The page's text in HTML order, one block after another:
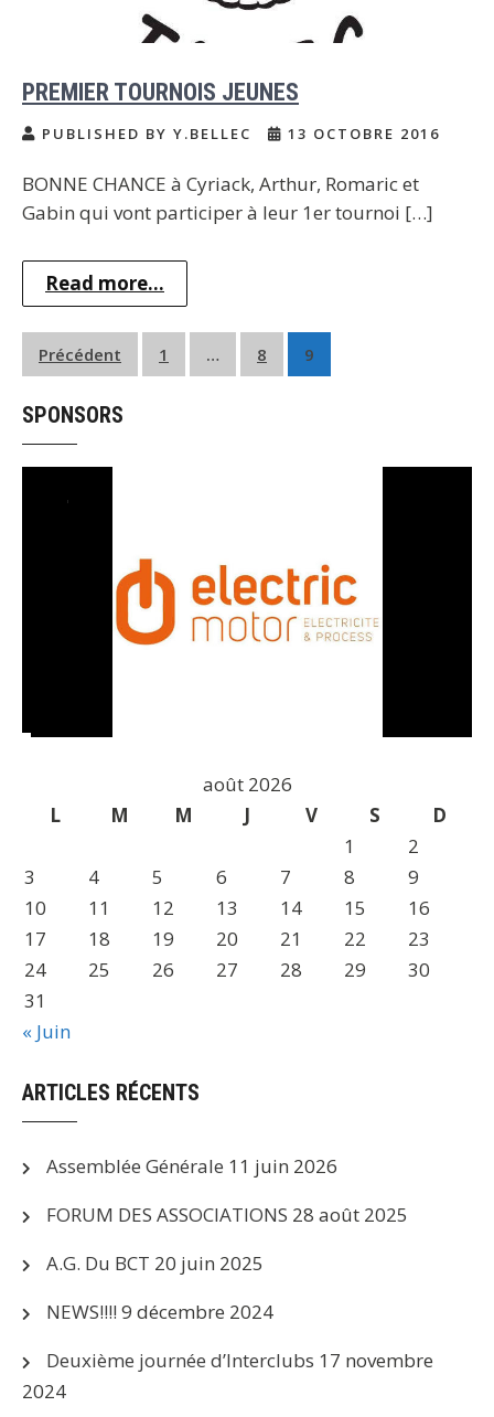
PREMIER TOURNOIS JEUNES
PUBLISHED BY Y.BELLEC 13 OCTOBRE 2016
BONNE CHANCE à Cyriack, Arthur, Romaric et
Gabin qui vont participer à leur 1er tournoi […]
Read more...
Précédent 1 … 8 9
SPONSORS
août 2026
L
M M J V S
D
1
2
3
4 5 6 7 8
9
10
11 12 13 14 15
16
17
18 19 20 21 22
23
24
25 26 27 28 29
30
31
« Juin
ARTICLES RÉCENTS
Assemblée Générale 11 juin 2026
FORUM DES ASSOCIATIONS 28 août 2025
A.G. Du BCT 20 juin 2025
NEWS!!!! 9 décembre 2024
Deuxième journée d’Interclubs 17 novembre
2024